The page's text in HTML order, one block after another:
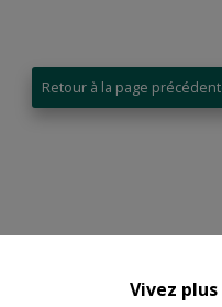
Vivez
Retour à la page